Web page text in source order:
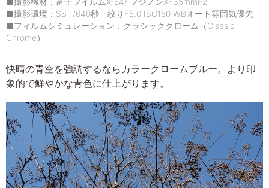
■撮影機材：富士フイルムX-E4/ フジノンXF35mmF2
■撮影環境：SS 1/640秒 絞りF5.0 ISO160 WBオート雰囲気優先
■フィルムシミュレーション：クラシッククローム（Classic
Chrome）
快晴の青空を強調するならカラークロームブルー。より印
象的で鮮やかな青色に仕上がります。